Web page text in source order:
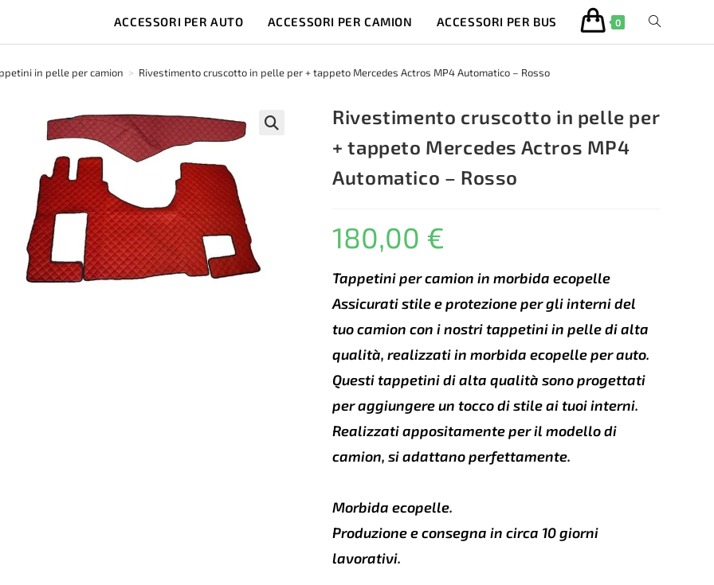
ACCESSORI PER AUTO ACCESSORI PER CAMION ACCESSORI PER BUS 0 ATTIVA/
in pelle per camion > Rivestimento cruscotto in pelle per + tappeto Mercedes Actros MP4 Automatico – Rosso
Rivestimento cruscotto in pelle per
+ tappeto Mercedes Actros MP4
Automatico – Rosso
180,00 €
Tappetini per camion in morbida ecopelle
Assicurati stile e protezione per gli interni del
tuo camion con i nostri tappetini in pelle di alta
qualità, realizzati in morbida ecopelle per auto.
Questi tappetini di alta qualità sono progettati
per aggiungere un tocco di stile ai tuoi interni.
Realizzati appositamente per il modello di
camion, si adattano perfettamente.
Morbida ecopelle.
Produzione e consegna in circa 10 giorni
lavorativi.